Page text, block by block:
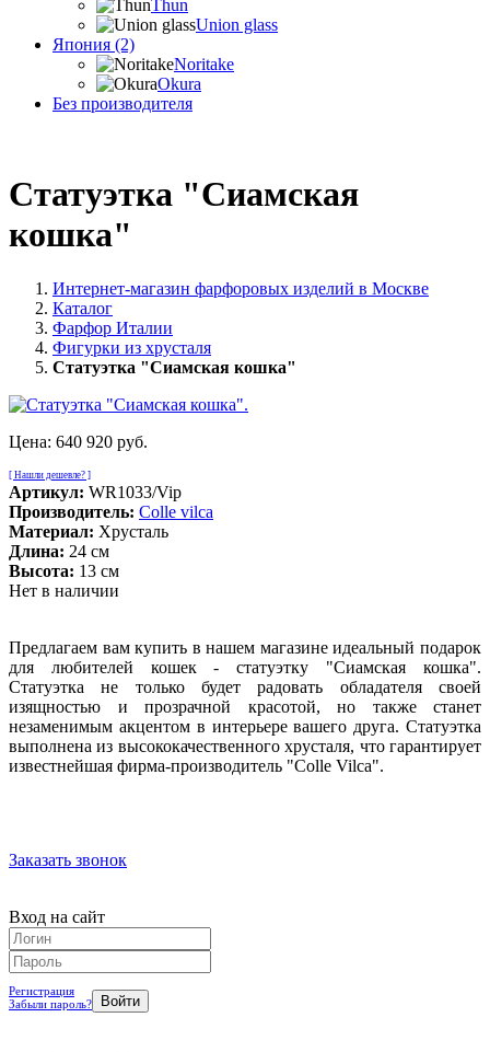
Thun
Union glass
Япония (2)
Noritake
Okura
Без производителя
Статуэтка "Сиамская
кошка"
Интернет-магазин фарфоровых изделий в Москве
Каталог
Фарфор Италии
Фигурки из хрусталя
Статуэтка "Сиамская кошка"
Цена: 640 920 руб.
[ Нашли дешевле? ]
Артикул: WR1033/Vip
Производитель: Colle vilca
Материал: Хрусталь
Длина: 24 см
Высота: 13 см
Нет в наличии
Предлагаем вам купить в нашем магазине идеальный подарок
для любителей кошек - статуэтку "Сиамская кошка".
Статуэтка не только будет радовать обладателя своей
изящностью и прозрачной красотой, но также станет
незаменимым акцентом в интерьере вашего друга. Статуэтка
выполнена из высококачественного хрусталя, что гарантирует
известнейшая фирма-производитель "Colle Vilca".
Заказать звонок
Вход на сайт
Регистрация
Забыли пароль?